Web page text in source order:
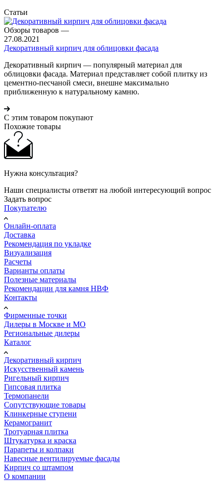
Статьи
Обзоры товаров —
27.08.2021
Декоративный кирпич для облицовки фасада
Декоративный кирпич — популярный материал для
облицовки фасада. Материал представляет собой плитку из
цементно-песчаной смеси, внешне максимально
приближенную к натуральному камню.
С этим товаром покупают
Похожие товары
Нужна консультация?
Наши специалисты ответят на любой интересующий вопрос
Задать вопрос
Покупателю
Онлайн-оплата
Доставка
Рекомендация по укладке
Визуализация
Расчеты
Варианты оплаты
Полезные материалы
Рекомендации для камня НВФ
Контакты
Фирменные точки
Дилеры в Москве и МО
Региональные дилеры
Каталог
Декоративный кирпич
Искусственный камень
Ригельный кирпич
Гипсовая плитка
Термопанели
Сопутствующие товары
Клинкерные ступени
Керамогранит
Тротуарная плитка
Штукатурка и краска
Парапеты и колпаки
Навесные вентилируемые фасады
Кирпич со штампом
О компании